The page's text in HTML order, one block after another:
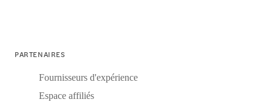
PARTENAIRES
Fournisseurs d'expérience
Espace affiliés